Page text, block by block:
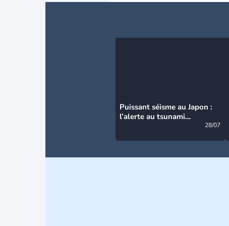
Puissant séisme au Japon :
l’alerte au tsunami
28/07